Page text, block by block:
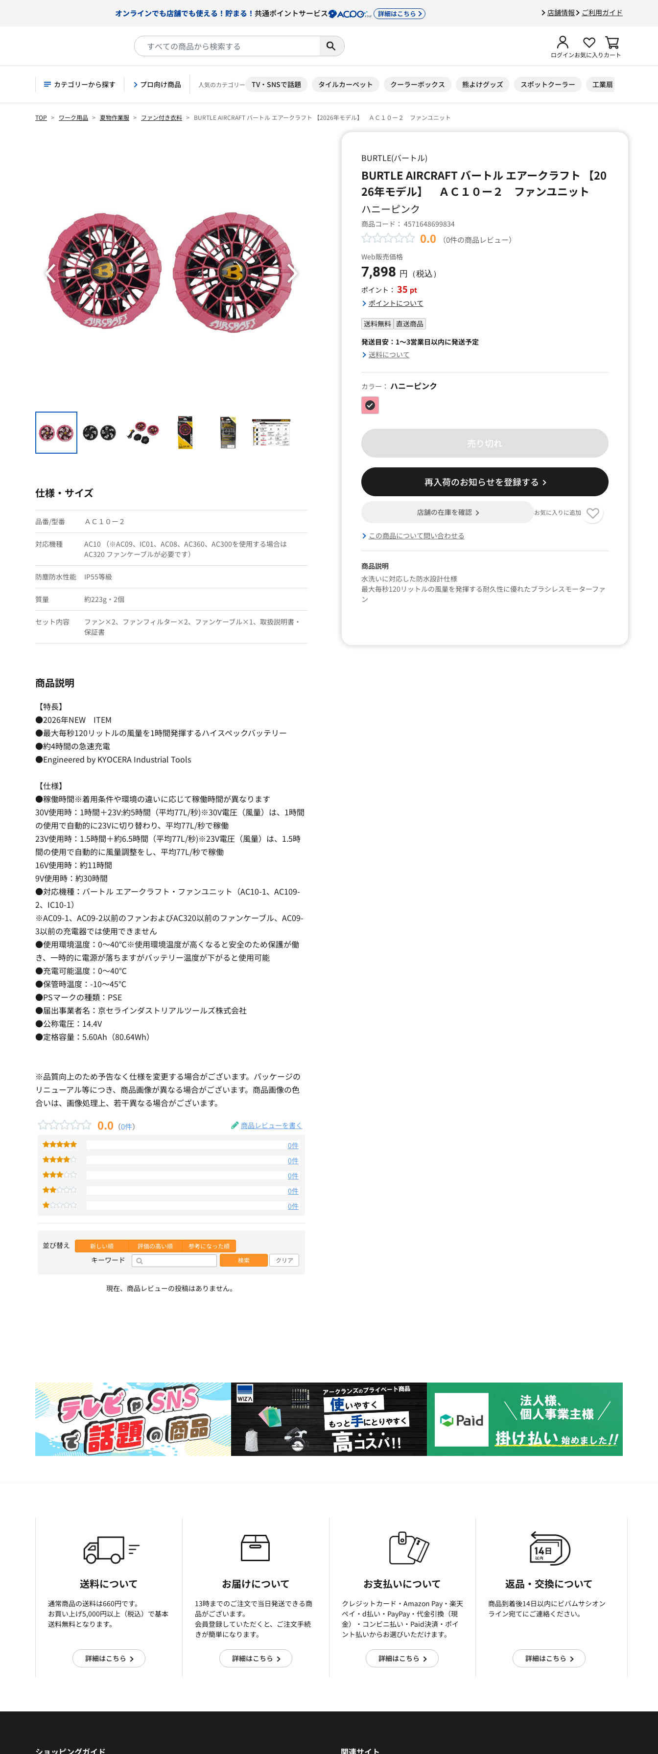
店舗情報 ご利用ガイド
オンラインでも店舗でも使える！貯まる！ 共通ポイントサービス 詳細はこちら
ログインお気に入りカート
カテゴリーから探す プロ向け商品 人気のカテゴリー TV・SNSで話題 タイルカーペット クーラーボックス 熊よけグッズ スポットクーラー 工業扇
TOP ワーク用品 夏物作業服 ファン付き衣料 BURTLE AIRCRAFT バートル エアークラフト 【2026年モデル】 ＡＣ１０ー２ ファンユニット
BURTLE(バートル)
BURTLE AIRCRAFT バートル エアークラフト 【20
26年モデル】 ＡＣ１０ー２ ファンユニット
ハニーピンク
商品コード： 4571648699834
0.0 （0件の商品レビュー）
Web販売価格
7,898 円（税込）
ポイント： 35 pt
ポイントについて
送料無料 直送商品
発送目安：1～3営業日以内に発送予定
送料について
カラー： ハニーピンク
売り切れ
再入荷のお知らせを登録する
店舗の在庫を確認 お気に入りに追加
この商品について問い合わせる
商品説明
水洗いに対応した防水設計仕様
最大毎秒120リットルの風量を発揮する耐久性に優れたブラシレスモーターファ
ン
仕様・サイズ
品番/型番 ＡＣ１０ー２
対応機種
AC10 （※AC09、IC01、AC08、AC360、AC300を使用する場合は
AC320 ファンケーブルが必要です）
防塵防水性能 IP55等級
質量 約223g・2個
セット内容
ファン×2、ファンフィルター×2、ファンケーブル×1、取扱説明書・
保証書
商品説明
【特長】
●2026年NEW ITEM
●最大毎秒120リットルの風量を1時間発揮するハイスペックバッテリー
●約4時間の急速充電
●Engineered by KYOCERA Industrial Tools
【仕様】
●稼働時間※着用条件や環境の違いに応じて稼働時間が異なります
30V使用時：1時間＋23V:約5時間（平均77L/秒)※30V電圧（風量）は、1時間
の使用で自動的に23Vに切り替わり、平均77L/秒で稼働
23V使用時：1.5時間＋約6.5時間（平均77L/秒)※23V電圧（風量）は、1.5時
間の使用で自動的に風量調整をし、平均77L/秒で稼働
16V使用時：約11時間
9V使用時：約30時間
●対応機種：バートル エアークラフト・ファンユニット（AC10-1、AC109-
2、IC10-1）
※AC09-1、AC09-2以前のファンおよびAC320以前のファンケーブル、AC09-
3以前の充電器では使用できません
●使用環境温度：0〜40℃※使用環境温度が高くなると安全のため保護が働
き、一時的に電源が落ちますがバッテリー温度が下がると使用可能
●充電可能温度：0〜40℃
●保管時温度：-10〜45℃
●PSマークの種類：PSE
●届出事業者名：京セラインダストリアルツールズ株式会社
●公称電圧：14.4V
●定格容量：5.60Ah（80.64Wh）
※品質向上のため予告なく仕様を変更する場合がございます。パッケージの
リニューアル等につき、商品画像が異なる場合がございます。商品画像の色
合いは、画像処理上、若干異なる場合がございます。
0.0 （0件） 商品レビューを書く
0件
0件
0件
0件
0件
並び替え 新しい順 評価の高い順 参考になった順
キーワード 検索 クリア
現在、商品レビューの投稿はありません。
送料について
通常商品の送料は660円です。
お買い上げ5,000円以上（税込）で基本
送料無料となります。
詳細はこちら
お届けについて
13時までのご注文で当日発送できる商
品がございます。
会員登録していただくと、ご注文手続
きが簡単になります。
詳細はこちら
お支払いについて
クレジットカード・Amazon Pay・楽天
ぺイ・d払い・PayPay・代金引換（現
金）・コンビニ払い・Paid決済・ポイ
ント払いからお選びいただけます。
詳細はこちら
返品・交換について
商品到着後14日以内にビバムサシオン
ライン宛てにご連絡ください。
詳細はこちら